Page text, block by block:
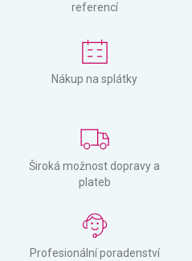
referencí
Nákup na splátky
Široká možnost dopravy a
plateb
Profesionální poradenství